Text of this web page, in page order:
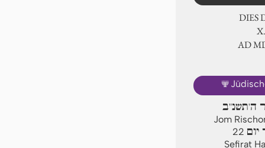
DIES
AD
🕎
ה'תשנ"ב
Jom
22
Sefirat